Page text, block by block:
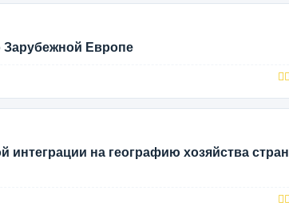
Европе
интеграции на географию хозяйства стран